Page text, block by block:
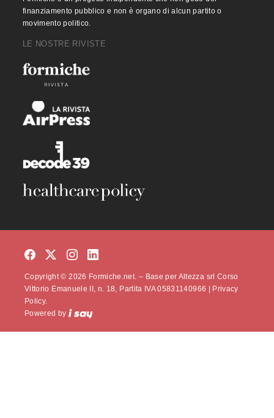
finanziamento pubblico e non è organo di alcun partito o
movimento politico.
LE NOSTRE RIVISTE
Copyright © 2026 Formiche.net. – Base per Altezza srl Corso
Vittorio Emanuele II, n. 18, Partita IVA 05831140966 |
Privacy
Policy.
Powered by